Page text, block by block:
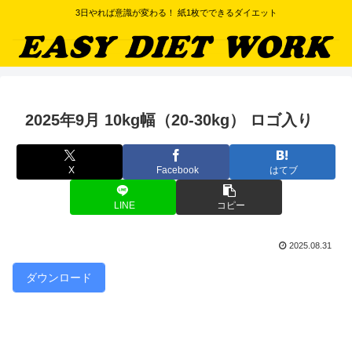
3日やれば意識が変わる！ 紙1枚でできるダイエット
2025年9月 10kg幅（20-30kg） ロゴ入り
X Facebook はてブ
LINE コピー
2025.08.31
ダウンロード